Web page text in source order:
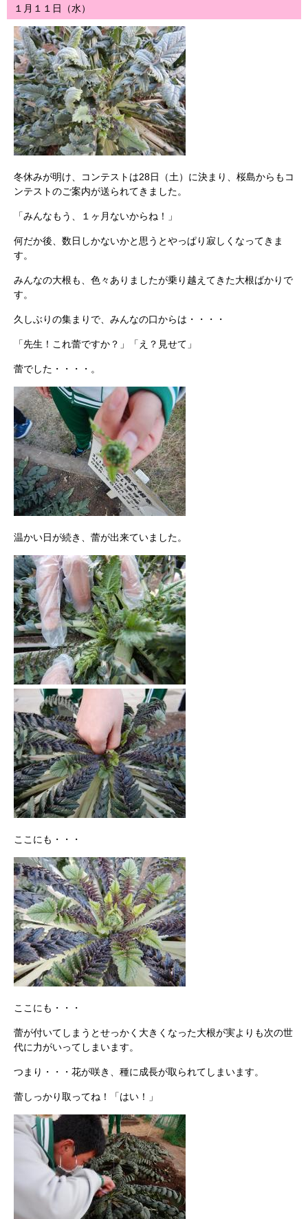
１月１１日（水）
冬休みが明け、コンテストは28日（土）に決まり、桜島からもコ
ンテストのご案内が送られてきました。
「みんなもう、１ヶ月ないからね！」
何だか後、数日しかないかと思うとやっぱり寂しくなってきま
す。
みんなの大根も、色々ありましたが乗り越えてきた大根ばかりで
す。
久しぶりの集まりで、みんなの口からは・・・・
「先生！これ蕾ですか？」「え？見せて」
蕾でした・・・・。
温かい日が続き、蕾が出来ていました。
ここにも・・・
ここにも・・・
蕾が付いてしまうとせっかく大きくなった大根が実よりも次の世
代に力がいってしまいます。
つまり・・・花が咲き、種に成長が取られてしまいます。
蕾しっかり取ってね！「はい！」